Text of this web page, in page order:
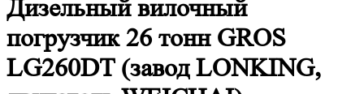
Дизельный вилочный
погрузчик 26 тонн GROS
LG260DT (завод LONKING,